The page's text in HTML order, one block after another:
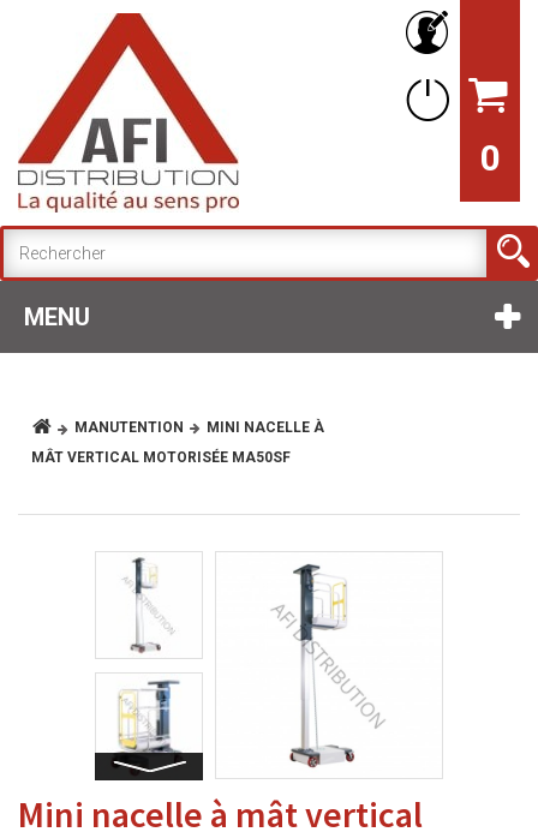
0
MENU
MANUTENTION
MINI NACELLE À
MÂT VERTICAL MOTORISÉE MA50SF
Mini nacelle à mât vertical